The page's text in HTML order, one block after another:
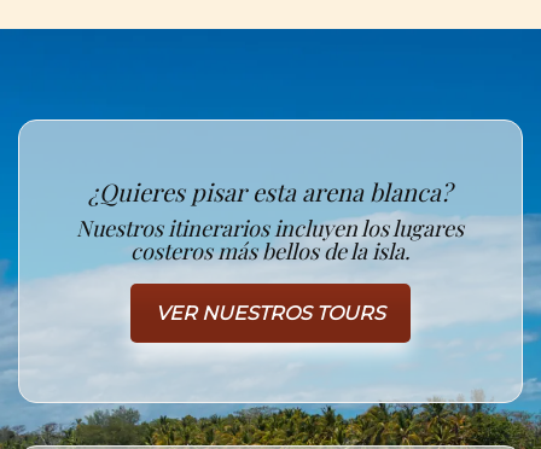
¿Quieres pisar esta arena blanca?
Nuestros itinerarios incluyen los lugares
costeros más bellos de la isla.
VER NUESTROS TOURS